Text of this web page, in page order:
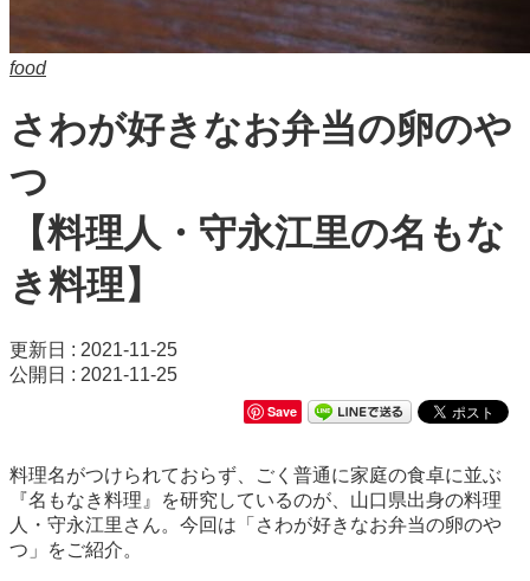
food
さわが好きなお弁当の卵のや
つ
【料理人・守永江里の名もな
き料理】
更新日 : 2021-11-25
公開日 : 2021-11-25
Save
料理名がつけられておらず、ごく普通に家庭の食卓に並ぶ
『名もなき料理』を研究しているのが、山口県出身の料理
人・守永江里さん。今回は「さわが好きなお弁当の卵のや
つ」をご紹介。